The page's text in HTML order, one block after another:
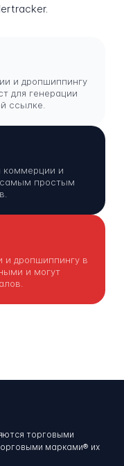
и дропшиппингу
для генерации
ссылке.
коммерции и
самым простым
и дропшиппингу в
и могут
торговыми
марками® их